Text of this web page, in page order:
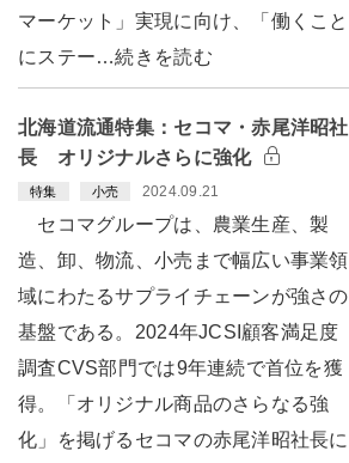
マーケット」実現に向け、「働くこと
にステー…続きを読む
北海道流通特集：セコマ・赤尾洋昭社
長 オリジナルさらに強化
特集 小売 2024.09.21
セコマグループは、農業生産、製
造、卸、物流、小売まで幅広い事業領
域にわたるサプライチェーンが強さの
基盤である。2024年JCSI顧客満足度
調査CVS部門では9年連続で首位を獲
得。「オリジナル商品のさらなる強
化」を掲げるセコマの赤尾洋昭社長に